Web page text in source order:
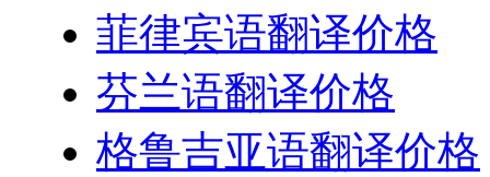
菲律宾语翻译价格
芬兰语翻译价格
格鲁吉亚语翻译价格